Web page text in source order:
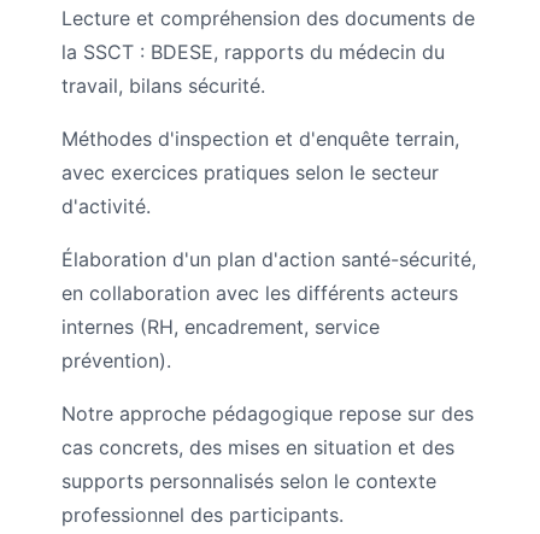
Lecture et compréhension des documents de
la SSCT : BDESE, rapports du médecin du
travail, bilans sécurité.
Méthodes d'inspection et d'enquête terrain,
avec exercices pratiques selon le secteur
d'activité.
Élaboration d'un plan d'action santé-sécurité,
en collaboration avec les différents acteurs
internes (RH, encadrement, service
prévention).
Notre approche pédagogique repose sur des
cas concrets, des mises en situation et des
supports personnalisés selon le contexte
professionnel des participants.